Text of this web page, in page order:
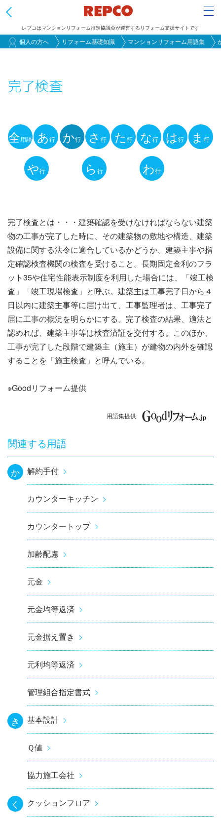
レプコはマンションリフォーム推進協議会が運営するリフォーム支援サイトです
個人の方へ リフォーム基礎知識 マンションリフォーム用語集
完了検査
用
ナ
ビ
ゲ
ー
シ
ョ
ン
全用語 あ行 か行 さ行 た 行 な行 は行 ま行
や行 ら 行 わ行
完了検査とは・・・建築確認を受けなければならない建築
物の工事が完了した時に、その建築物の敷地や構造、建築
設備に関する法令に適合しているかどうか、建築主事や指
定確認検査機関の検査を受けること。長期固定金利のフラ
ット35や住宅性能表示制度を利用した場合には、「竣工検
査」「竣工現場検査」と呼ぶ。建築主は工事完了日から４
日以内に建築主事等に届け出て、工事監理者は、工事完了
届に工事の概況を明らかにする。完了検査の結果、適法と
認めれば、建築主事等は検査済証を交付する。このほか、
工事が完了した段階で建築主（施主）が建物の内外を確認
することを「施主検査」と呼んでいる。
※Goodリフォーム提供
用語集提供
関連する用語
か 解約手付
カウンターキッチン
カウンタートップ
加齢配慮
元金
元金均等返済
元金据え置き
元利均等返済
管理組合指定書式
き 基本設計
Ｑ値
協力施工会社
く クッションフロア